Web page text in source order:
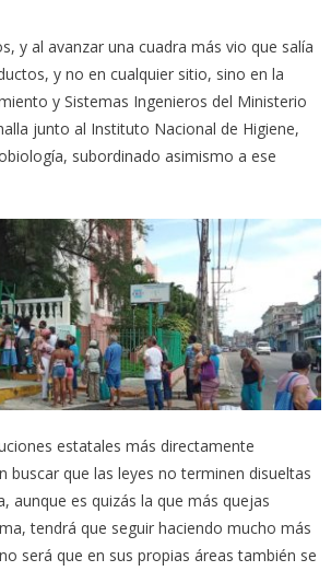
y al avanzar una cuadra más vio que salía
y no en cualquier sitio, sino en la
y Sistemas Ingenieros del Ministerio
junto al Instituto Nacional de Higiene,
subordinado asimismo a ese
estatales más directamente
buscar que las leyes no terminen disueltas
aunque es quizás la que más quejas
tendrá que seguir haciendo mucho más
será que en sus propias áreas también se